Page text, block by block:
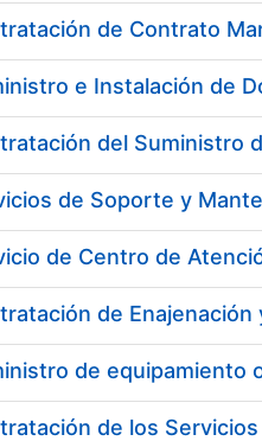
Hide
de Contrato
e Instalación de
del Suministro
de
de equipamiento